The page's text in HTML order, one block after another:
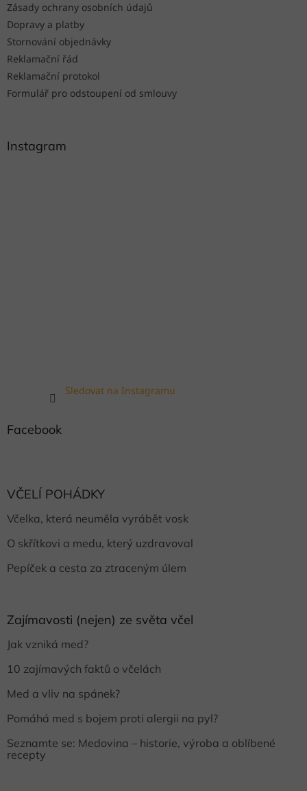
Zásady ochrany osobních údajů
Dopravy a platby
Stornování objednávky
Reklamační řád
Reklamační protokol
Formulář pro odstoupení od smlouvy
Instagram
Sledovat na Instagramu
Facebook
VČELÍ POHÁDKY
Včelka, která neuměla vyrábět vosk
O skřítkovi a medu, který uzdravoval
Pepíček a cesta za ztraceným úlem
Zajímavosti (nejen) ze světa včel
Jak vzniká med?
10 zajímavých faktů o včelách
Med a vliv na spánek?
Pomáhá med s bojem proti alergii na pyl?
Seznamte se: Medovina – historie, výroba a oblíbené
recepty